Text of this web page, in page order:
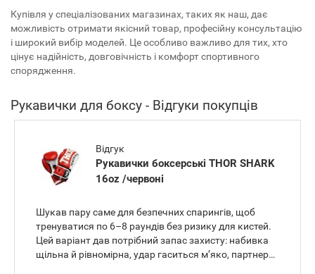
Купівля у спеціалізованих магазинах, таких як наш, дає
можливість отримати якісний товар, професійну консультацію
і широкий вибір моделей. Це особливо важливо для тих, хто
цінує надійність, довговічність і комфорт спортивного
спорядження.
Рукавички для боксу - Відгуки покупців
Відгук
Рукавички боксерські THOR SHARK
16oz /червоні
Шукав пару саме для безпечних спарингів, щоб
тренуватися по 6–8 раундів без ризику для кистей.
Цей варіант дав потрібний запас захисту: набивка
щільна й рівномірна, удар гаситься м’яко, партнеру